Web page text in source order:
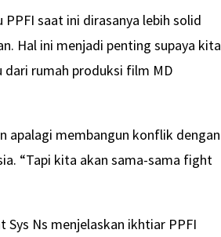
saat ini dirasanya lebih solid
Hal ini menjadi penting supaya kita
rumah produksi film MD
apalagi membangun konflik dengan
“Tapi kita akan sama-sama fight
Sys Ns menjelaskan ikhtiar PPFI